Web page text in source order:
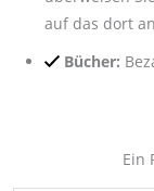
auf das dort
Bücher:
Ein